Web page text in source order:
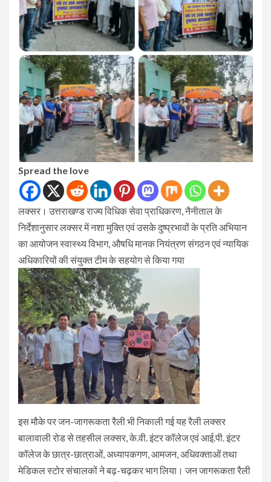
Spread the love
लक्सर। उत्तराखण्ड राज्य विधिक सेवा प्राधिकरण, नैनीताल के
निर्देशानुसार लक्सर में नशा मुक्ति एवं उसके दुष्प्रभावों के प्रति अभियान
का आयोजन स्वास्थ्य विभाग, औषधि मानक नियंत्रण संगठन एवं न्यायिक
अधिकारियों की संयुक्त टीम के सहयोग से किया गया
इस मौके पर जन-जागरूकता रैली भी निकाली गई यह रैली लक्सर
बालावाली रोड से तहसील लक्सर, के.वी. इंटर कॉलेज एवं आई.पी. इंटर
कॉलेज के छात्र-छात्राओं, अध्यापकगण, आमजन, अधिवक्ताओं तथा
मेडिकल स्टोर संचालकों ने बढ़-चढ़कर भाग लिया। जन जागरूकता रैली